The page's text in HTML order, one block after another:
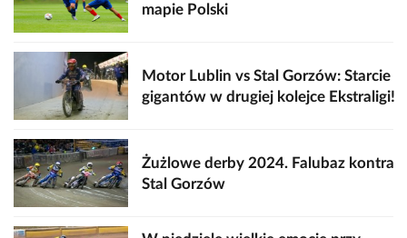
mapie Polski
Motor Lublin vs Stal Gorzów: Starcie
gigantów w drugiej kolejce Ekstraligi!
Żużlowe derby 2024. Falubaz kontra
Stal Gorzów